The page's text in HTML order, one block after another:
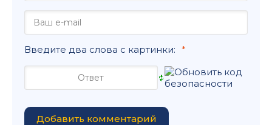
Введите два слова с картинки:
Добавить комментарий